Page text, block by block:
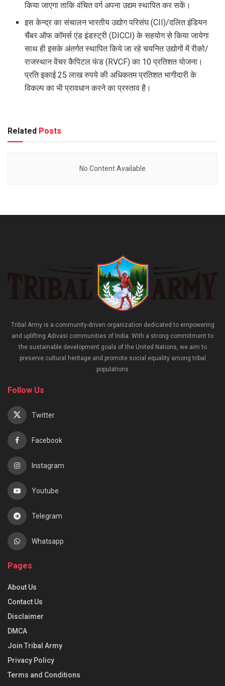
किया जाएगा ताकि वंचित वर्ग अपना उद्यम स्थापित कर सकें।
इस केन्द्र का संचालन भारतीय उद्योग परिसंघ (CII)/दलित इंडियन
चैंबर ऑफ कॉमर्स एंड इंडस्ट्री (DICCI) के सहयोग से किया जायेगा
साथ ही इसके अंतर्गत स्थापित किये जा रहे चयनित उद्योगों में रीको/
राजस्थान वेंचर कैपिटल फंड (RVCF) का 10 प्रतिशत योजना।
प्रति इकाई 25 लाख रुपये की अधिकतम प्रतिशत भागीदारी के
विकल्प का भी प्रावधान करने का प्रस्ताव है।
Related Posts
No Content Available
Tribal Army is a community-driven organization dedicated to empowering
and uplifting Adivasi communities of India. With a strong commitment to
the sustainable development goals of the United Nations, we aim to
preserve cultural heritage and promote social equality among tribal
populations
Follow Us
Twitter
Facebook
Instagram
Youtube
Telegram
Whatsapp
Pages
About Us
Contact Us
Disclaimer
DMCA
Join Tribal Army
Privacy Policy
Terms and Conditions